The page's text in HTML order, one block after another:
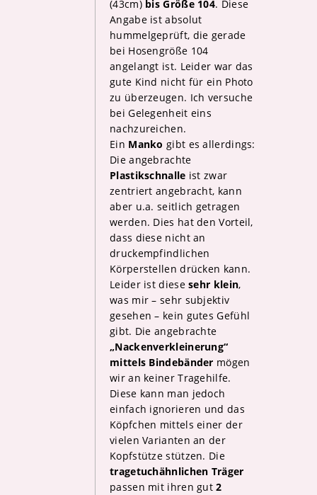
(43cm) bis Größe 104. Diese
Angabe ist absolut
hummelgeprüft, die gerade
bei Hosengröße 104
angelangt ist. Leider war das
gute Kind nicht für ein Photo
zu überzeugen. Ich versuche
bei Gelegenheit eins
nachzureichen.
Ein Manko gibt es allerdings:
Die angebrachte
Plastikschnalle ist zwar
zentriert angebracht, kann
aber u.a. seitlich getragen
werden. Dies hat den Vorteil,
dass diese nicht an
druckempfindlichen
Körperstellen drücken kann.
Leider ist diesesehr klein,
was mir – sehr subjektiv
gesehen – kein gutes Gefühl
gibt. Die angebrachte
„Nackenverkleinerung“
mittels Bindebänder mögen
wir an keiner Tragehilfe.
Diese kann man jedoch
einfach ignorieren und das
Köpfchen mittels einer der
vielen Varianten an der
Kopfstütze stützen. Die
tragetuchähnlichen Träger
passen mit ihren gut2